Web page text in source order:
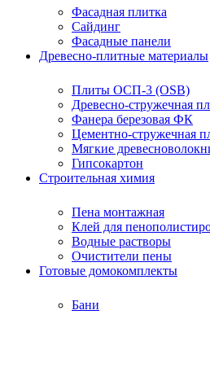
Фасадная плитка
Сайдинг
Фасадные панели
Древесно-плитные материалы
Плиты ОСП-3 (OSB)
Древесно-стружечная
Фанера березовая ФК
Цементно-стружечная
Мягкие
Гипсокартон
Строительная химия
Пена монтажная
Клей для
Водные растворы
Очистители пены
Готовые домокомплекты
Бани